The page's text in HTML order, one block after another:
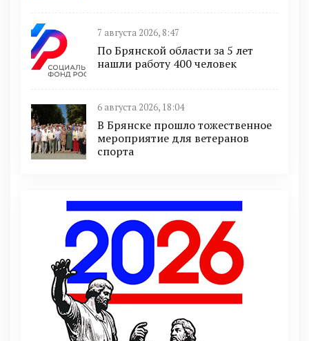
7 августа 2026, 8:47
По Брянской области за 5 лет
нашли работу 400 человек
6 августа 2026, 18:04
В Брянске прошло тожественное
мероприятие для ветеранов
спорта